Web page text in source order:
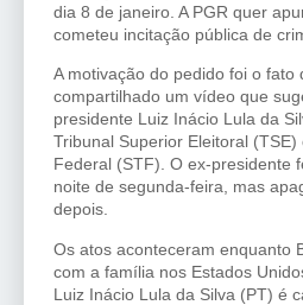
dia 8 de janeiro. A PGR quer
cometeu incitação pública de
A motivação do pedido foi o fato
compartilhado um vídeo que
presidente Luiz Inácio Lula da
Tribunal Superior Eleitoral
Federal (STF). O ex-presidente
noite de segunda-feira, mas
depois.
Os atos aconteceram enquanto
com a família nos Estados
Luiz Inácio Lula da Silva (PT) é